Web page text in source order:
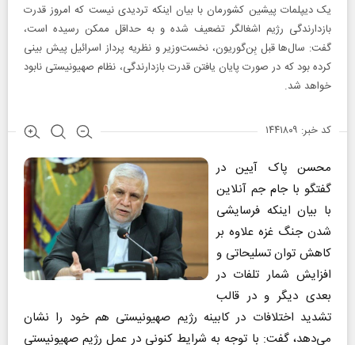
یک دیپلمات پیشین کشورمان با بیان اینکه تردیدی نیست که امروز قدرت
بازدارندگی رژیم اشغالگر تضعیف شده و به حداقل ممکن رسیده است،
گفت: سال‌ها قبل بِن‌گوریون، نخست‌وزیر و نظریه پرداز اسرائیل پیش بینی
کرده بود که در صورت پایان یافتن قدرت بازدارندگی، نظام صهیونیستی نابود
خواهد شد.
کد خبر: ۱۴۴۱۸۰۹
محسن پاک آیین در
گفتگو با جام جم آنلاین
با بیان اینکه فرسایشی
شدن جنگ غزه علاوه بر
کاهش توان تسلیحاتی و
افزایش شمار تلفات در
بعدی دیگر و در قالب
تشدید اختلافات در کابینه رژیم صهیونیستی هم خود را نشان
می‌دهد، گفت: با توجه به شرایط کنونی در عمل رژیم صهیونیستی